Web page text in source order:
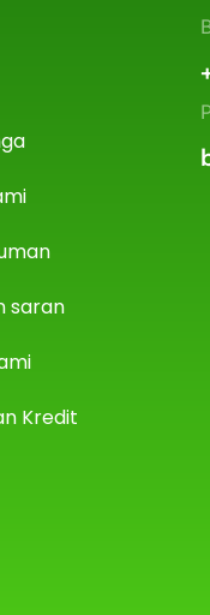
saran
Kredit